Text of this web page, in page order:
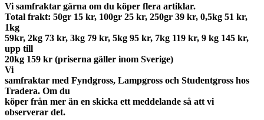
Vi samfraktar gärna om du köper flera artiklar.
Total frakt: 50gr 15 kr, 100gr 25 kr, 250gr 39 kr, 0,5kg 51 kr,
1kg
59kr, 2kg 73 kr, 3kg 79 kr, 5kg 95 kr, 7kg 119 kr, 9 kg 145 kr,
upp till
20kg 159 kr (priserna gäller inom Sverige)
Vi
samfraktar med Fyndgross, Lampgross och Studentgross hos
Tradera. Om du
köper från mer än en skicka ett meddelande så att vi
observerar det.